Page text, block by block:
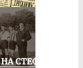
СТЕФАН